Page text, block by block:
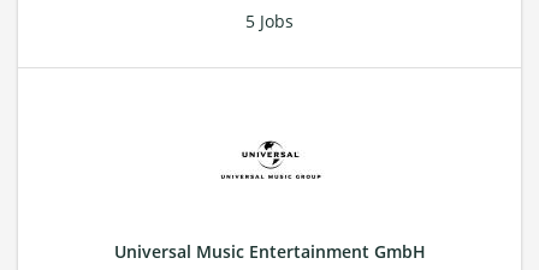
5 Jobs
Universal Music Entertainment GmbH